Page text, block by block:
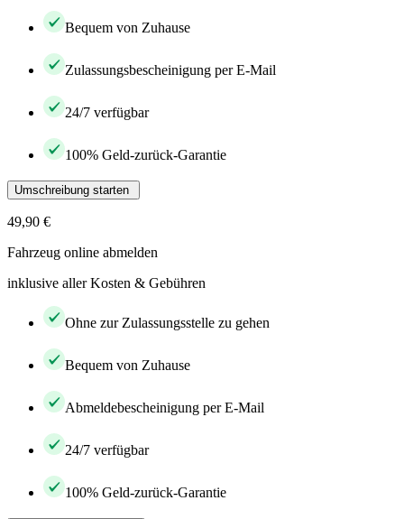
Bequem von Zuhause
Zulassungsbescheinigung per E-Mail
24/7 verfügbar
100% Geld-zurück-Garantie
Umschreibung starten
49,90 €
Fahrzeug online abmelden
inklusive aller Kosten & Gebühren
Ohne zur Zulassungsstelle zu gehen
Bequem von Zuhause
Abmeldebescheinigung per E-Mail
24/7 verfügbar
100% Geld-zurück-Garantie